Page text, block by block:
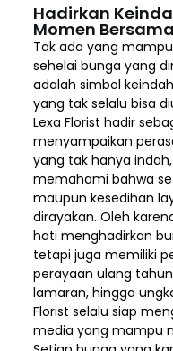
Hadirkan
Momen
Tak ada yang
sehelai bunga yang
adalah simbol
yang tak selalu bisa
Lexa Florist hadir
menyampaikan
yang tak hanya
memahami bahwa
maupun kesedihan
dirayakan. Oleh
hati menghadirkan
tetapi juga memiliki
perayaan ulang
lamaran, hingga
Florist selalu siap
media yang mampu